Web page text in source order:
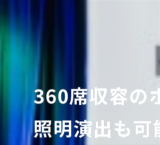
展示会や試
多様なニー
360席収容の
照明演出も可
150名規模の
小規模な研修
大江戸線 両
出入口徒歩0
ホテルも併
宿泊研修など